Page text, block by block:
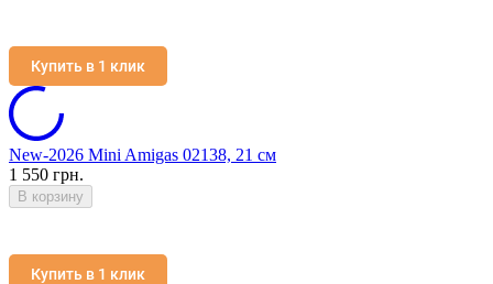
Купить в 1 клик
New-2026 Mini Amigas 02138, 21 см
1 550 грн.
В корзину
Купить в 1 клик